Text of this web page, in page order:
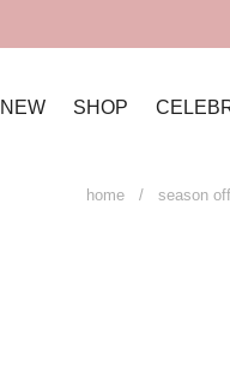
NEW SHOP
home / season off